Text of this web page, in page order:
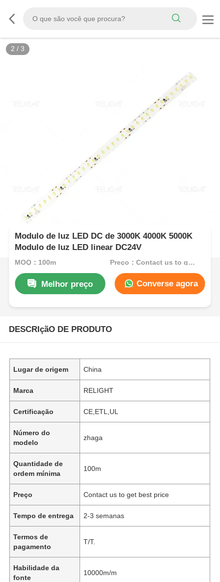
2 / 3
Modulo de luz LED DC de 3000K 4000K 5000K
Modulo de luz LED linear DC24V
MOQ：100m Preço：Contact us to get best price
Melhor preço Converse agora
DESCRIçãO DE PRODUTO
Lugar de origem China
Marca RELIGHT
Certificação CE,ETL,UL
Número do
modelo
zhaga
Quantidade de
ordem mínima
100m
Preço Contact us to get best price
Tempo de entrega 2-3 semanas
Termos de
pagamento
T/T.
Habilidade da
fonte
10000m/m